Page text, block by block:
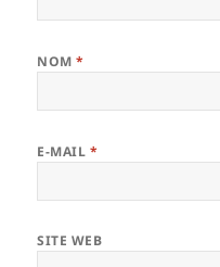
NOM*
E-MAIL *
SITE WEB